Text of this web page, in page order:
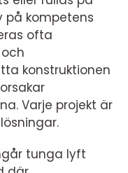
på kompetens
ofta
konstruktionen
Varje projekt är
tunga lyft